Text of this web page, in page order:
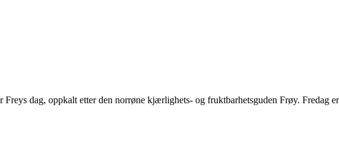
dag, oppkalt etter den norrøne kjærlighets- og fruktbarhetsguden Frøy. Fredag er